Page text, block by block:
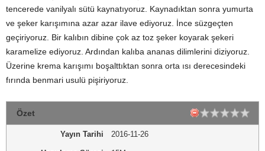
tencerede vanilyalı sütü kaynatıyoruz. Kaynadıktan sonra yumurta
ve şeker karışımına azar azar ilave ediyoruz. İnce süzgeçten
geçiriyoruz. Bir kalıbın dibine çok az toz şeker koyarak şekeri
karamelize ediyoruz. Ardından kalıba ananas dilimlerini diziyoruz.
Üzerine krema karışımı boşalttıktan sonra orta ısı derecesindeki
fırında benmari usulü pişiriyoruz.
Özet
Yayın Tarihi 2016-11-26